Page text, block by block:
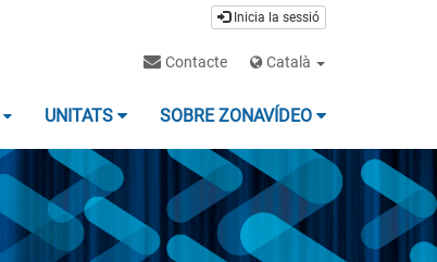
Inicia la sessió
Contacte Català
UNITATS SOBRE ZONAVÍDEO